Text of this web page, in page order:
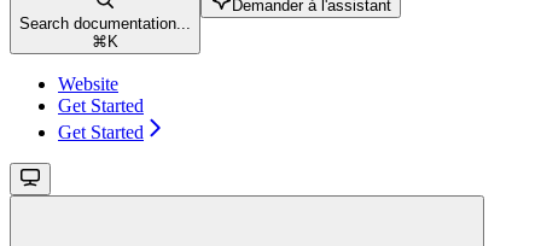
Search documentation...
⌘ K
Demander à l'assistant
Website
Get Started
Get Started